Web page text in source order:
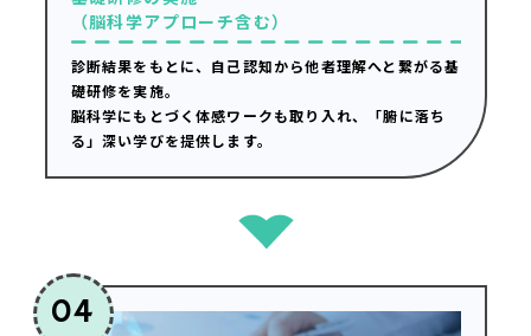
（脳科学アプローチ含む）
診断結果をもとに、自己認知から他者理解へと繋がる基
礎研修を実施。
脳科学にもとづく体感ワークも取り入れ、「腑に落ち
る」深い学びを提供します。
04